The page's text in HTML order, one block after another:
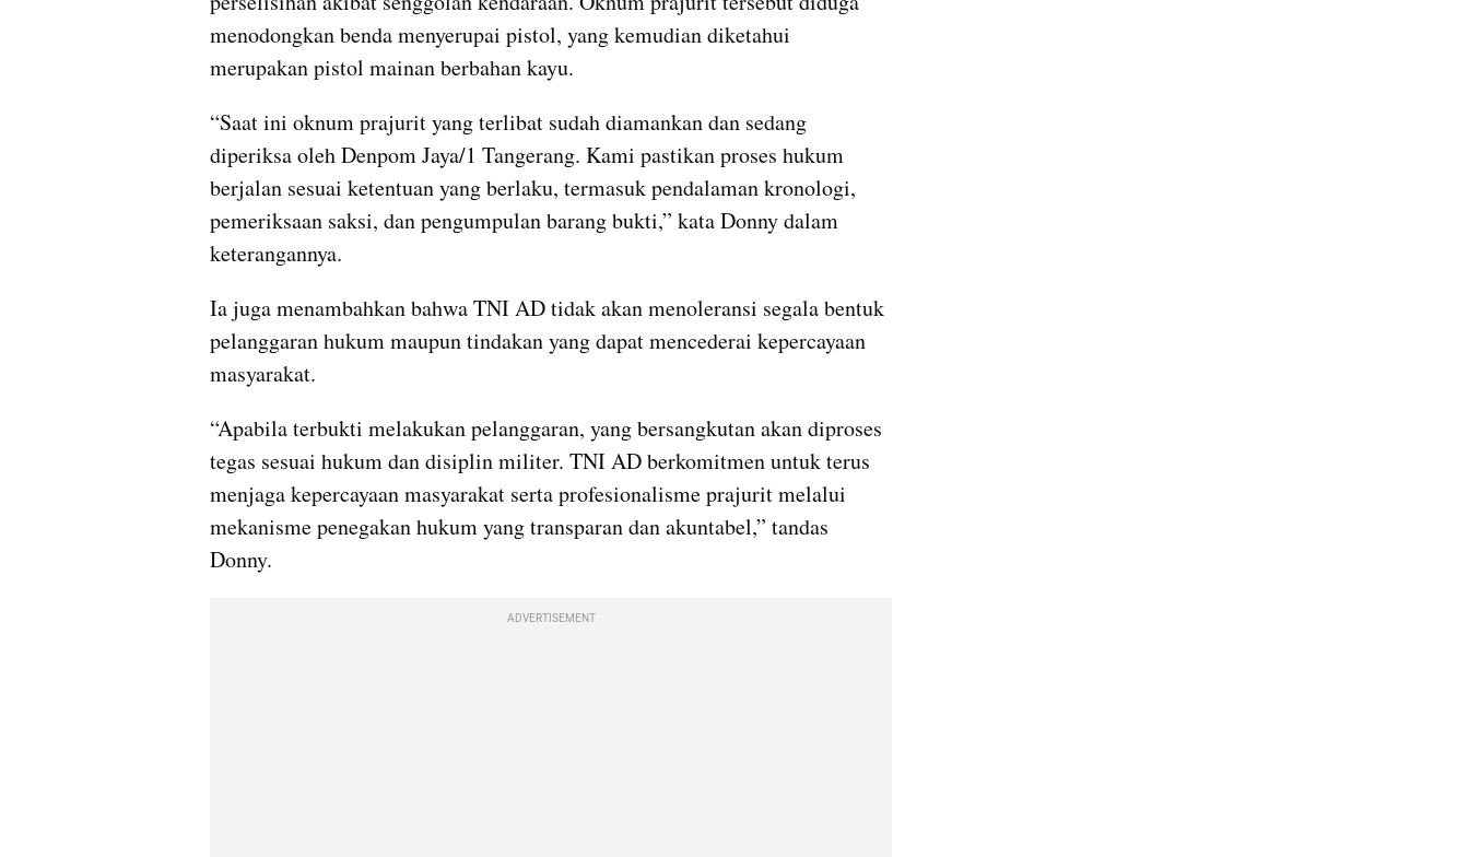
menodongkan benda menyerupai pistol, yang kemudian diketahui
merupakan pistol mainan berbahan kayu.
“Saat ini oknum prajurit yang terlibat sudah diamankan dan sedang
diperiksa oleh Denpom Jaya/1 Tangerang. Kami pastikan proses hukum
berjalan sesuai ketentuan yang berlaku, termasuk pendalaman kronologi,
pemeriksaan saksi, dan pengumpulan barang bukti,” kata Donny dalam
keterangannya.
Ia juga menambahkan bahwa TNI AD tidak akan menoleransi segala bentuk
pelanggaran hukum maupun tindakan yang dapat mencederai kepercayaan
masyarakat.
“Apabila terbukti melakukan pelanggaran, yang bersangkutan akan diproses
tegas sesuai hukum dan disiplin militer. TNI AD berkomitmen untuk terus
menjaga kepercayaan masyarakat serta profesionalisme prajurit melalui
mekanisme penegakan hukum yang transparan dan akuntabel,” tandas
Donny.
ADVERTISEMENT